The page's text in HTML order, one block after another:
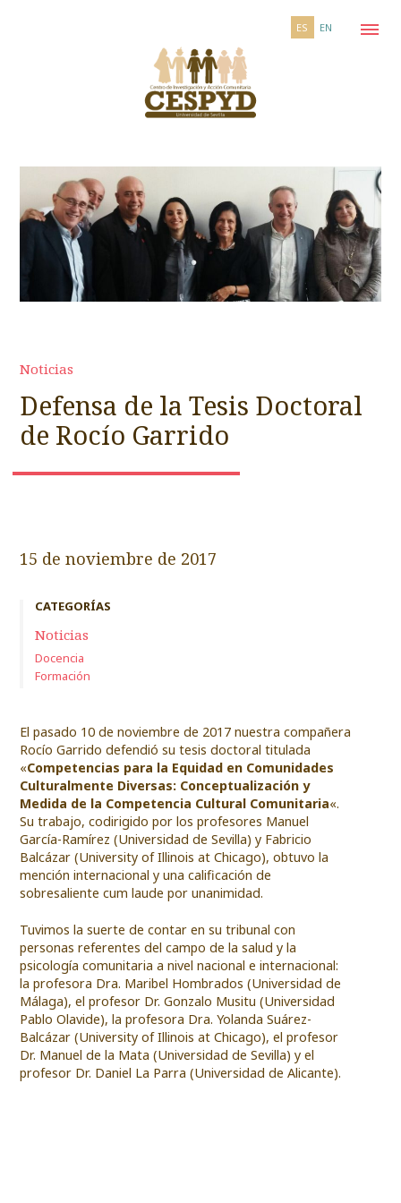
ES EN
Noticias
Defensa de la Tesis Doctoral
de Rocío Garrido
15 de noviembre de 2017
CATEGORÍAS
Noticias
Docencia
Formación
El pasado 10 de noviembre de 2017 nuestra compañera
Rocío Garrido defendió su tesis doctoral titulada
«Competencias para la Equidad en Comunidades
Culturalmente Diversas: Conceptualización y
Medida de la Competencia Cultural Comunitaria«.
Su trabajo, codirigido por los profesores Manuel
García-Ramírez (Universidad de Sevilla) y Fabricio
Balcázar (University of Illinois at Chicago), obtuvo la
mención internacional y una calificación de
sobresaliente cum laude por unanimidad.
Tuvimos la suerte de contar en su tribunal con
personas referentes del campo de la salud y la
psicología comunitaria a nivel nacional e internacional:
la profesora Dra. Maribel Hombrados (Universidad de
Málaga), el profesor Dr. Gonzalo Musitu (Universidad
Pablo Olavide), la profesora Dra. Yolanda Suárez-
Balcázar (University of Illinois at Chicago), el profesor
Dr. Manuel de la Mata (Universidad de Sevilla) y el
profesor Dr. Daniel La Parra (Universidad de Alicante).